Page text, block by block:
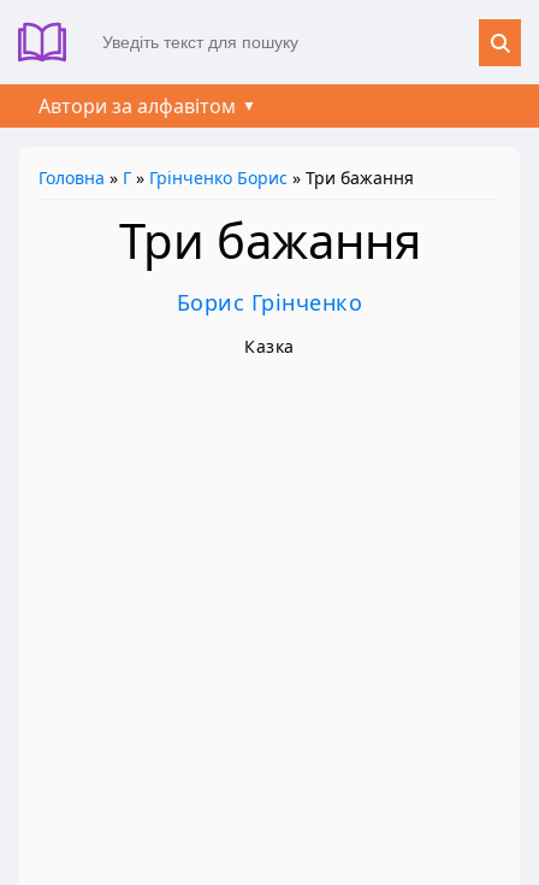
Автори за алфавітом
Головна » Г » Грінченко Борис » Три бажання
Три бажання
Борис Грінченко
Казка